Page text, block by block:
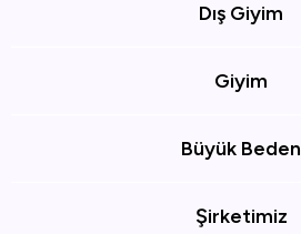
Dış Giyim
Giyim
Büyük Beden
Şirketimiz